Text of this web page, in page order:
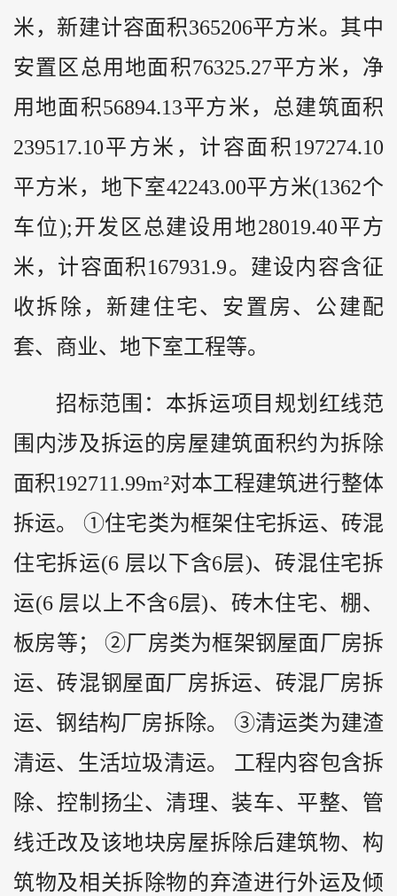
米，新建计容面积365206平方米。其中
安置区总用地面积76325.27平方米，净
用地面积56894.13平方米，总建筑面积
239517.10平方米，计容面积197274.10
平方米，地下室42243.00平方米(1362个
车位);开发区总建设用地28019.40平方
米，计容面积167931.9。建设内容含征
收拆除，新建住宅、安置房、公建配
套、商业、地下室工程等。
招标范围：本拆运项目规划红线范
围内涉及拆运的房屋建筑面积约为拆除
面积192711.99m²对本工程建筑进行整体
拆运。 ①住宅类为框架住宅拆运、砖混
住宅拆运(6 层以下含6层)、砖混住宅拆
运(6 层以上不含6层)、砖木住宅、棚、
板房等； ②厂房类为框架钢屋面厂房拆
运、砖混钢屋面厂房拆运、砖混厂房拆
运、钢结构厂房拆除。 ③清运类为建渣
清运、生活垃圾清运。 工程内容包含拆
除、控制扬尘、清理、装车、平整、管
线迁改及该地块房屋拆除后建筑物、构
筑物及相关拆除物的弃渣进行外运及倾